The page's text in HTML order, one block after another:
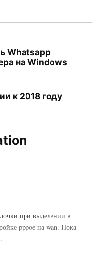
Whatsapp
на Windows
к 2018 году
при выделении в
pppoe на wan. Пока